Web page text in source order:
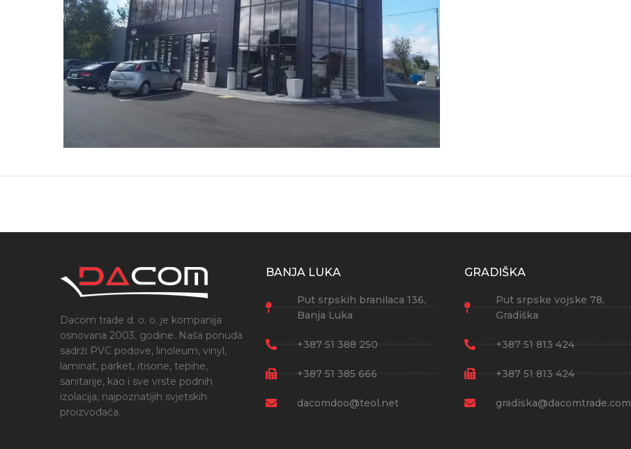
Dacom trade d. o. o. je kompanija
osnovana 2003. godine. Naša ponuda
sadrži PVC podove, linoleum, vinyl,
laminat, parket, itisone, tepihe,
sanitarije, kao i sve vrste podnih
izolacija, najpoznatijih svjetskih
proizvođača.
BANJA LUKA
Put srpskih branilaca 136,
Banja Luka
+387 51 388 250
+387 51 385 666
dacomdoo@teol.net
GRADIŠKA
Put srpske vojske 78,
Gradiška
+387 51 813 424
+387 51 813 424
gradiska@dacomtrade.com